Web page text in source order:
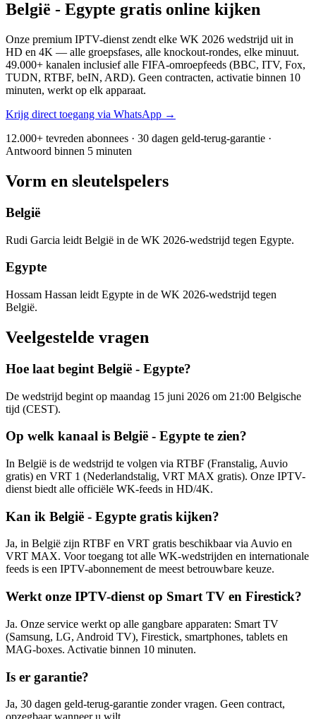
België - Egypte gratis online kijken
Onze premium IPTV-dienst zendt elke WK 2026 wedstrijd uit in
HD en 4K — alle groepsfases, alle knockout-rondes, elke minuut.
49.000+ kanalen inclusief alle FIFA-omroepfeeds (BBC, ITV, Fox,
TUDN, RTBF, beIN, ARD). Geen contracten, activatie binnen 10
minuten, werkt op elk apparaat.
Krijg direct toegang via WhatsApp →
12.000+ tevreden abonnees · 30 dagen geld-terug-garantie ·
Antwoord binnen 5 minuten
Vorm en sleutelspelers
België
Rudi Garcia leidt België in de WK 2026-wedstrijd tegen Egypte.
Egypte
Hossam Hassan leidt Egypte in de WK 2026-wedstrijd tegen
België.
Veelgestelde vragen
Hoe laat begint België - Egypte?
De wedstrijd begint op maandag 15 juni 2026 om 21:00 Belgische
tijd (CEST).
Op welk kanaal is België - Egypte te zien?
In België is de wedstrijd te volgen via RTBF (Franstalig, Auvio
gratis) en VRT 1 (Nederlandstalig, VRT MAX gratis). Onze IPTV-
dienst biedt alle officiële WK-feeds in HD/4K.
Kan ik België - Egypte gratis kijken?
Ja, in België zijn RTBF en VRT gratis beschikbaar via Auvio en
VRT MAX. Voor toegang tot alle WK-wedstrijden en internationale
feeds is een IPTV-abonnement de meest betrouwbare keuze.
Werkt onze IPTV-dienst op Smart TV en Firestick?
Ja. Onze service werkt op alle gangbare apparaten: Smart TV
(Samsung, LG, Android TV), Firestick, smartphones, tablets en
MAG-boxes. Activatie binnen 10 minuten.
Is er garantie?
Ja, 30 dagen geld-terug-garantie zonder vragen. Geen contract,